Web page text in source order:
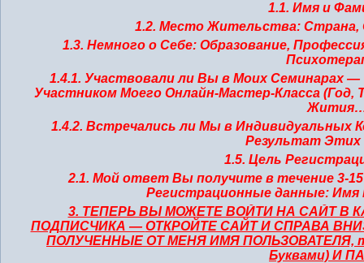
1.1. Имя и
1.2. Место Жительства: Страна,
1.3. Немного о Себе: Образование,
1.4.1. Участвовали ли Вы в Моих Семинарах —
Участником Моего Онлайн-Мастер-Класса (Год,
1.4.2. Встречались ли Мы в Индивидуальных
Результат
1.5. Цель
2.1. Мой ответ Вы получите в течение 3-
Регистрационные данные: Имя
3. ТЕПЕРЬ ВЫ МОЖЕТЕ ВОЙТИ НА САЙТ В
ПОДПИСЧИКА — ОТКРОЙТЕ САЙТ И СПРАВА
ПОЛУЧЕННЫЕ ОТ МЕНЯ ИМЯ ПОЛЬЗОВАТЕЛЯ,
Буквами) И